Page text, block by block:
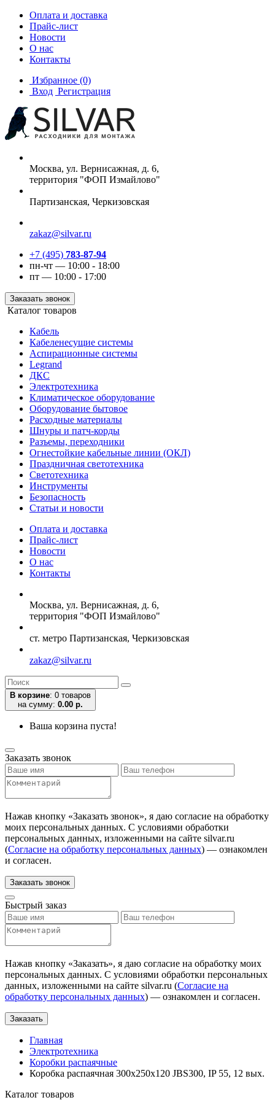
Оплата и доставка
Прайс-лист
Новости
О нас
Контакты
Избранное (0)
Вход Регистрация
Москва, ул. Вернисажная, д. 6,
территория "ФОП Измайлово"
Партизанская, Черкизовская
zakaz@silvar.ru
+7 (495) 783-87-94
пн-чт — 10:00 - 18:00
пт — 10:00 - 17:00
Заказать звонок
Каталог товаров
Кабель
Кабеленесущие системы
Аспирационные системы
Legrand
ДКС
Электротехника
Климатическое оборудование
Оборудование бытовое
Расходные материалы
Шнуры и патч-корды
Разъемы, переходники
Огнестойкие кабельные линии (ОКЛ)
Праздничная светотехника
Светотехника
Инструменты
Безопасность
Статьи и новости
Оплата и доставка
Прайс-лист
Новости
О нас
Контакты
Москва, ул. Вернисажная, д. 6,
территория "ФОП Измайлово"
ст. метро Партизанская, Черкизовская
zakaz@silvar.ru
В корзине: 0 товаров
на сумму: 0.00 р.
Ваша корзина пуста!
Заказать звонок
Нажав кнопку «Заказать звонок», я даю согласие на обработку
моих персональных данных. С условиями обработки
персональных данных, изложенными на сайте silvar.ru
(Согласие на обработку персональных данных) — ознакомлен
и согласен.
Заказать звонок
Быстрый заказ
Нажав кнопку «Заказать», я даю согласие на обработку моих
персональных данных. С условиями обработки персональных
данных, изложенными на сайте silvar.ru (Согласие на
обработку персональных данных) — ознакомлен и согласен.
Заказать
Главная
Электротехника
Коробки распаячные
Коробка распаячная 300х250х120 JBS300, IP 55, 12 вых.
Каталог товаров